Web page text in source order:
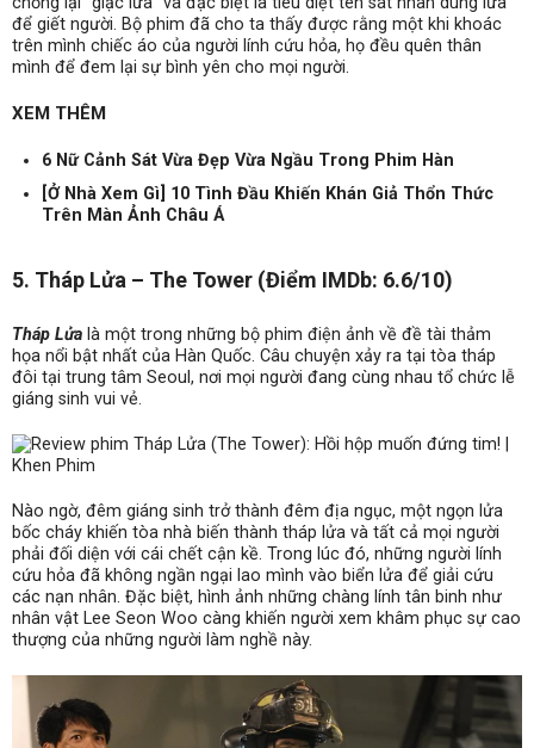
để giết người. Bộ phim đã cho ta thấy được rằng một khi khoác
trên mình chiếc áo của người lính cứu hỏa, họ đều quên thân
mình để đem lại sự bình yên cho mọi người.
XEM THÊM
6 Nữ Cảnh Sát Vừa Đẹp Vừa Ngầu Trong Phim Hàn
[Ở Nhà Xem Gì] 10 Tình Đầu Khiến Khán Giả Thổn Thức
Trên Màn Ảnh Châu Á
5. Tháp Lửa – The Tower (Điểm IMDb: 6.6/10)
Tháp Lửa là một trong những bộ phim điện ảnh về đề tài thảm
họa nổi bật nhất của Hàn Quốc. Câu chuyện xảy ra tại tòa tháp
đôi tại trung tâm Seoul, nơi mọi người đang cùng nhau tổ chức lễ
giáng sinh vui vẻ.
Nào ngờ, đêm giáng sinh trở thành đêm địa ngục, một ngọn lửa
bốc cháy khiến tòa nhà biến thành tháp lửa và tất cả mọi người
phải đối diện với cái chết cận kề. Trong lúc đó, những người lính
cứu hỏa đã không ngần ngại lao mình vào biển lửa để giải cứu
các nạn nhân. Đặc biệt, hình ảnh những chàng lính tân binh như
nhân vật Lee Seon Woo càng khiến người xem khâm phục sự cao
thượng của những người làm nghề này.